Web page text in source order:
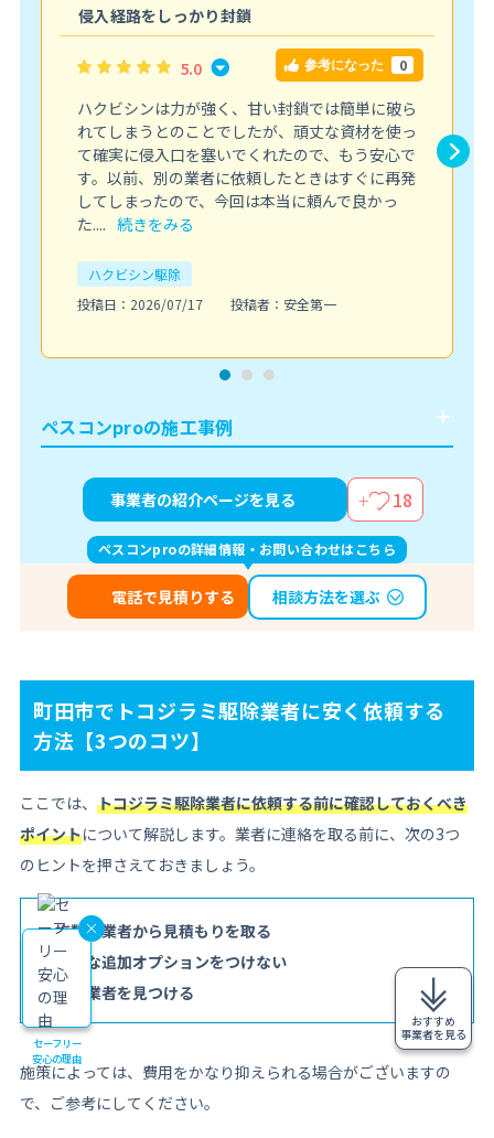
侵入経路をしっかり封鎖
5.0 参考になった 0
ハクビシンは力が強く、甘い封鎖では簡単に破ら
れてしまうとのことでしたが、頑丈な資材を使っ
て確実に侵入口を塞いでくれたので、もう安心で
す。以前、別の業者に依頼したときはすぐに再発
してしまったので、今回は本当に頼んで良かっ
た.... 続きをみる
ハクビシン駆除
投稿日：2026/07/17
投稿者：安全第一
ペスコンproの施工事例
事業者の紹介ページを見る 18
ペスコンproの詳細情報・お問い合わせはこちら
電話で見積りする 相談方法を選ぶ
町田市でトコジラミ駆除業者に安く依頼する
方法【3つのコツ】
ここでは、 トコジラミ駆除業者に依頼する前に確認しておくべき
ポイントについて解説します。業者に連絡を取る前に、次の3つ
のヒントを押さえておきましょう。
複数の業者から見積もりを取る
不要な追加オプションをつけない
安い業者を見つける
施策によっては、費用をかなり抑えられる場合がございますの
で、ご参考にしてください。
おすすめ
事業者を見る
セーフリー
安心の理由